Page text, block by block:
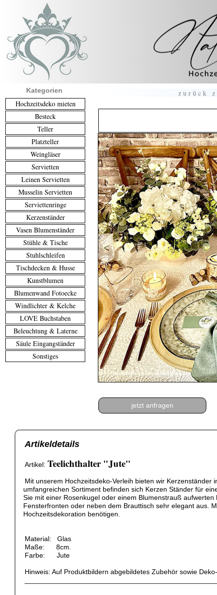
Kategorien
zurück
Hochzeitsdeko mieten
Besteck
Teller
Platzteller
Weingläser
Servietten
Leinen Servietten
Musselin Servietten
Serviettenringe
Kerzenständer
Vasen Blumenständer
Stühle & Tische
Stuhlschleifen
Tischdecken & Husse
Kunstblumen
Blumenwand Fotoecke
Windlichter & Kelche
LOVE Buchstaben
Beleuchtung & Laterne
Säule Eingangständer
Sonstiges
<
jetzt anfragen
Artikeldetails
Artikel: Teelichthalter "Jute"
Mit unserem Hochzeitsdeko-Verleih bieten wir
umfangreichen Sortiment befinden sich Kerzen Ständer für
Sie mit einer Rosenkugel oder einem Blumenstrauß
Fensterfronten oder neben dem Brauttisch sehr elegant aus.
Hochzeitsdekoration benötigen.
Material: Glas
Maße: 8cm.
Farbe: Jute
Hinweis: Auf Produktbildern abgebildetes Zubehör sowie